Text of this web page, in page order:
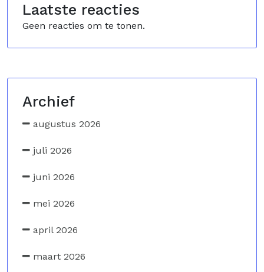
Laatste reacties
Geen reacties om te tonen.
Archief
augustus 2026
juli 2026
juni 2026
mei 2026
april 2026
maart 2026